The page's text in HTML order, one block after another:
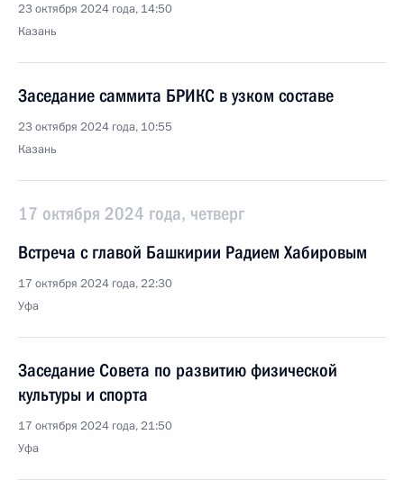
23 октября 2024 года, 14:50
Казань
Заседание саммита БРИКС в узком составе
23 октября 2024 года, 10:55
Казань
17 октября 2024 года, четверг
Встреча с главой Башкирии Радием Хабировым
17 октября 2024 года, 22:30
Уфа
Заседание Совета по развитию физической
культуры и спорта
17 октября 2024 года, 21:50
Уфа